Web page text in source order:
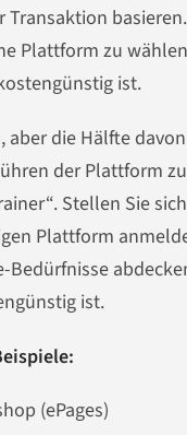
Transaktion
Plattform zu
ist.
aber die Hälfte
der Plattform
Stellen Sie
Plattform
Bedürfnisse
ist.
(ePages)